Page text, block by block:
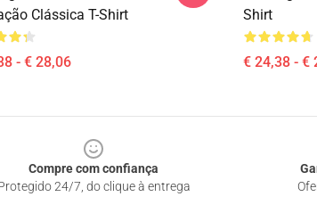
Clássica T-Shirt
- € 28,06
Shirt
€ 24,38 - €
Compre com confiança
24/7, do clique à entrega